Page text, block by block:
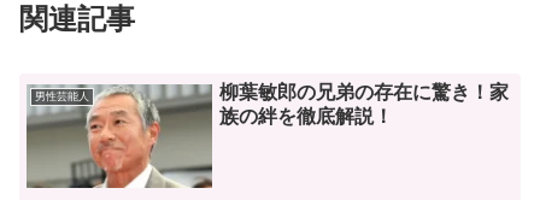
関連記事
男性芸能人
柳葉敏郎の兄弟の存在に驚き！家
族の絆を徹底解説！